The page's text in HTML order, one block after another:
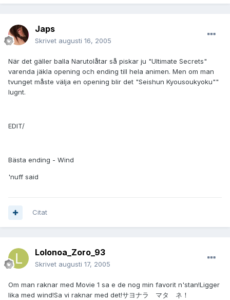
Japs
Skrivet augusti 16, 2005
När det gäller balla Narutolåtar så piskar ju "Ultimate Secrets"
varenda jäkla opening och ending till hela animen. Men om man
tvunget måste välja en opening blir det "Seishun Kyousoukyoku""
lugnt.
EDIT/
Bästa ending - Wind
'nuff said
Citat
Lolonoa_Zoro_93
Skrivet augusti 17, 2005
Om man raknar med Movie 1 sa e de nog min favorit n'stan!Ligger
lika med wind!Sa vi raknar med det!サヨナラ マタ ネ！